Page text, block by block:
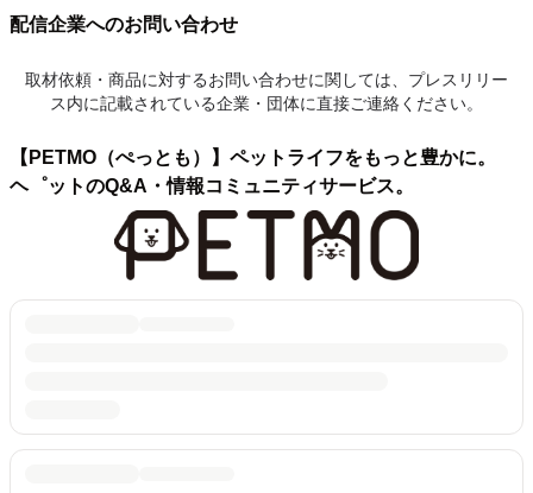
配信企業へのお問い合わせ
取材依頼・商品に対するお問い合わせに関しては、プレスリリー
ス内に記載されている企業・団体に直接ご連絡ください。
【PETMO（ぺっとも）】ペットライフをもっと豊かに。
ヘ゜ットのQ&A・情報コミュニティサービス。